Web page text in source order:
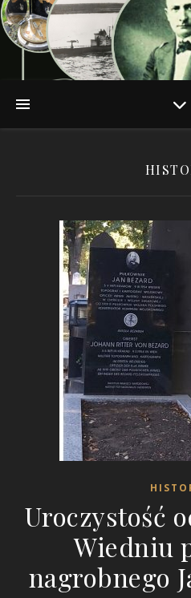
Uroczystość
Wiedniu
nagrobnego